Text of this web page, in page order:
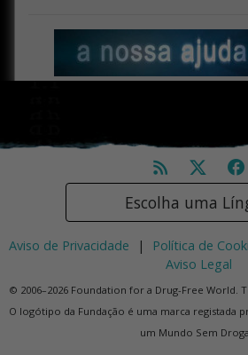
Escolha uma
Aviso de Privacidade | Política de
Aviso Legal
© 2006–2026 Foundation for a Drug-Free World.
O logótipo da Fundação é uma marca registada
um Mundo Sem